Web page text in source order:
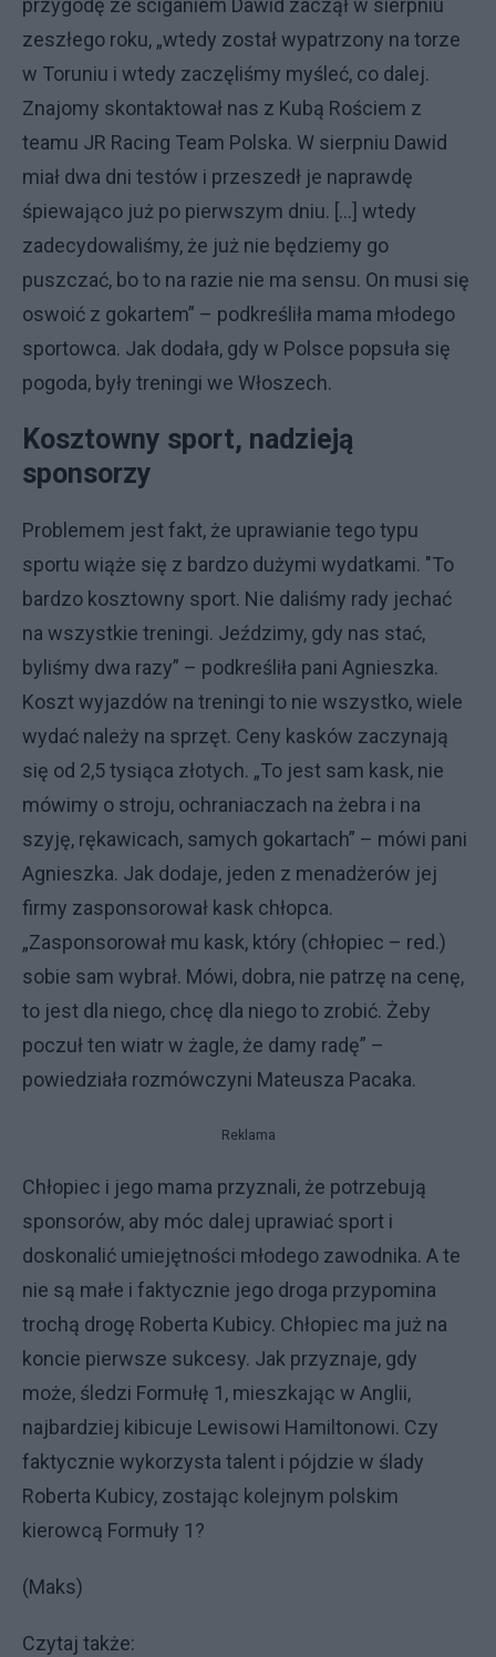
przygodę ze ściganiem Dawid zaczął w sierpniu
zeszłego roku, „wtedy został wypatrzony na torze
w Toruniu i wtedy zaczęliśmy myśleć, co dalej.
Znajomy skontaktował nas z Kubą Rościem z
teamu JR Racing Team Polska. W sierpniu Dawid
miał dwa dni testów i przeszedł je naprawdę
śpiewająco już po pierwszym dniu. […] wtedy
zadecydowaliśmy, że już nie będziemy go
puszczać, bo to na razie nie ma sensu. On musi się
oswoić z gokartem” – podkreśliła mama młodego
sportowca. Jak dodała, gdy w Polsce popsuła się
pogoda, były treningi we Włoszech.
Kosztowny sport, nadzieją
sponsorzy
Problemem jest fakt, że uprawianie tego typu
sportu wiąże się z bardzo dużymi wydatkami. "To
bardzo kosztowny sport. Nie daliśmy rady jechać
na wszystkie treningi. Jeździmy, gdy nas stać,
byliśmy dwa razy” – podkreśliła pani Agnieszka.
Koszt wyjazdów na treningi to nie wszystko, wiele
wydać należy na sprzęt. Ceny kasków zaczynają
się od 2,5 tysiąca złotych. „To jest sam kask, nie
mówimy o stroju, ochraniaczach na żebra i na
szyję, rękawicach, samych gokartach” – mówi pani
Agnieszka. Jak dodaje, jeden z menadżerów jej
firmy zasponsorował kask chłopca.
„Zasponsorował mu kask, który (chłopiec – red.)
sobie sam wybrał. Mówi, dobra, nie patrzę na cenę,
to jest dla niego, chcę dla niego to zrobić. Żeby
poczuł ten wiatr w żagle, że damy radę” –
powiedziała rozmówczyni Mateusza Pacaka.
Reklama
Chłopiec i jego mama przyznali, że potrzebują
sponsorów, aby móc dalej uprawiać sport i
doskonalić umiejętności młodego zawodnika. A te
nie są małe i faktycznie jego droga przypomina
trochą drogę Roberta Kubicy. Chłopiec ma już na
koncie pierwsze sukcesy. Jak przyznaje, gdy
może, śledzi Formułę 1, mieszkając w Anglii,
najbardziej kibicuje Lewisowi Hamiltonowi. Czy
faktycznie wykorzysta talent i pójdzie w ślady
Roberta Kubicy, zostając kolejnym polskim
kierowcą Formuły 1?
(Maks)
Czytaj także: